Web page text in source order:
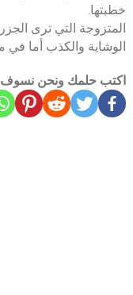
خطبتها.
المتزوجة التي ترى
الوشاية والكذب أما
اكتب حلمك ونحن نسوف